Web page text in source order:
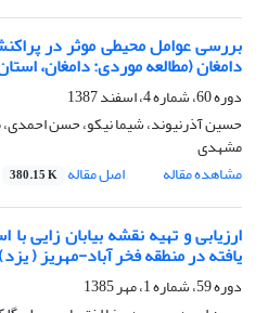
بررسی عوامل محیطی موثر در
دامغان (مطالعه موردی: دامغان،
دوره 60، شماره 4، اسفند 1387
حسین آذرنیوند، شیما نیکو، حسن
مشهدی
مشاهده مقاله
اصل مقاله 380.15 K
ارزیابی و تهیه نقشه بیابان زایی
یافته در منطقه فخر آباد-مهریز ( یزد)
دوره 59، شماره 1، مهر 1385